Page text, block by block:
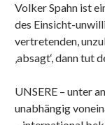
Volker Spahn ist
des Einsicht-
vertretenden,
‚absagt‘, dann tut
UNSERE – unter
unabhängig